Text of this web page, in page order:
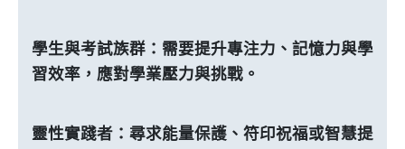
學生與考試族群：需要提升專注力、記憶力與學
習效率，應對學業壓力與挑戰。
靈性實踐者：尋求能量保護、符印祝福或智慧提